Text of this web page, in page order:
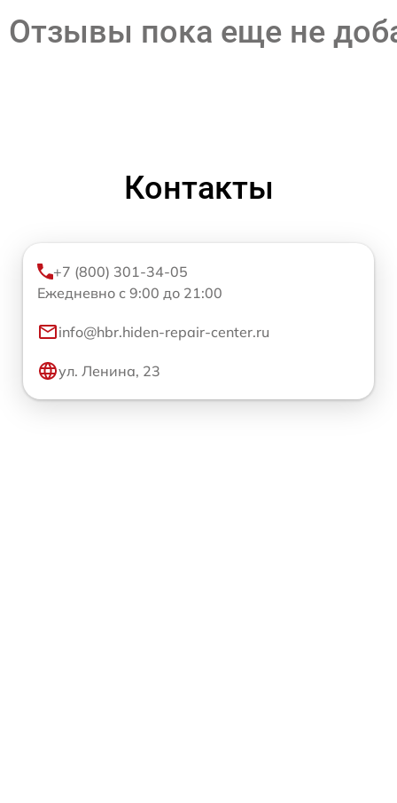
Отзывы пока еще не
Контакты
+7 (800) 301-34-05
Ежедневно с 9:00 до 21:00
info@hbr.hiden-repair-center.ru
ул. Ленина, 23